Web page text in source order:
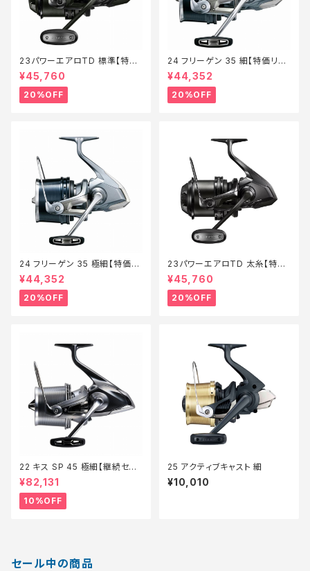
23パワーエアロTD 標準【特価
リール】【20】
¥45,760
20%OFF
24 フリーゲン 35 細【特価リー
ル】【20】
¥44,352
20%OFF
24 フリーゲン 35 極細【特価リ
ール】【20】
¥44,352
20%OFF
23パワーエアロTD 太糸【特価
リール】【20】
¥45,760
20%OFF
22 キス SP 45 極細【継続セー
ル_リール】【10】
¥82,131
10%OFF
25 アクティブキャスト 細
¥10,010
セール中の商品